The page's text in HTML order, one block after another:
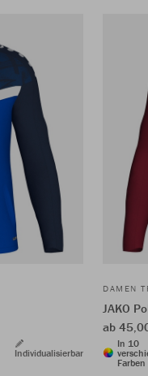
Individualisierbar
DAMEN
JAKO
ab
In 10